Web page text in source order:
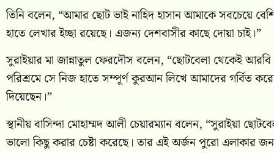
তিনি বলেন, “আমার ছোট ভাই নাহিদ হাসান আমাকে সবচেয়ে বেশি
হাতে লেখার ইচ্ছা রয়েছে। এজন্য দেশবাসীর কাছে দোয়া চাই।”
সুরাইয়ার মা জান্নাতুল ফেরদৌস বলেন, “ছোটবেলা থেকেই
পরিশ্রমে সে নিজ হাতে সম্পূর্ণ কুরআন লিখে আমাদের গর্বিত
দিয়েছেন।”
স্থানীয় বাসিন্দা মোহাম্মদ আলী চেয়ারম্যান বলেন, “সুরাইয়া
ভালো কিছু করার চেষ্টা করেছে। তার এই অর্জন পুরো এলাকার